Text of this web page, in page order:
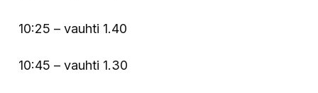
10:25 – vauhti 1.40
10:45 – vauhti 1.30